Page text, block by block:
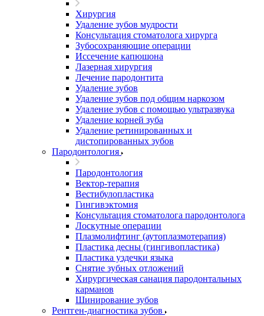
Хирургия
Удаление зубов мудрости
Консультация стоматолога хирурга
Зубосохраняющие операции
Иссечение капюшона
Лазерная хирургия
Лечение пародонтита
Удаление зубов
Удаление зубов под общим наркозом
Удаление зубов с помощью ультразвука
Удаление корней зуба
Удаление ретинированных и
дистопированных зубов
Пародонтология
Пародонтология
Вектор-терапия
Вестибулопластика
Гингивэктомия
Консультация стоматолога пародонтолога
Лоскутные операции
Плазмолифтинг (аутоплазмотерапия)
Пластика десны (гингивопластика)
Пластика уздечки языка
Снятие зубных отложений
Хирургическая санация пародонтальных
карманов
Шинирование зубов
Рентген-диагностика зубов